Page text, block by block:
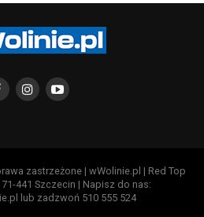
zastrzeżone | wWolinie.pl | Red Top
441 Szczecin | Napisz do nas:
lub zadzwoń 510 555 524